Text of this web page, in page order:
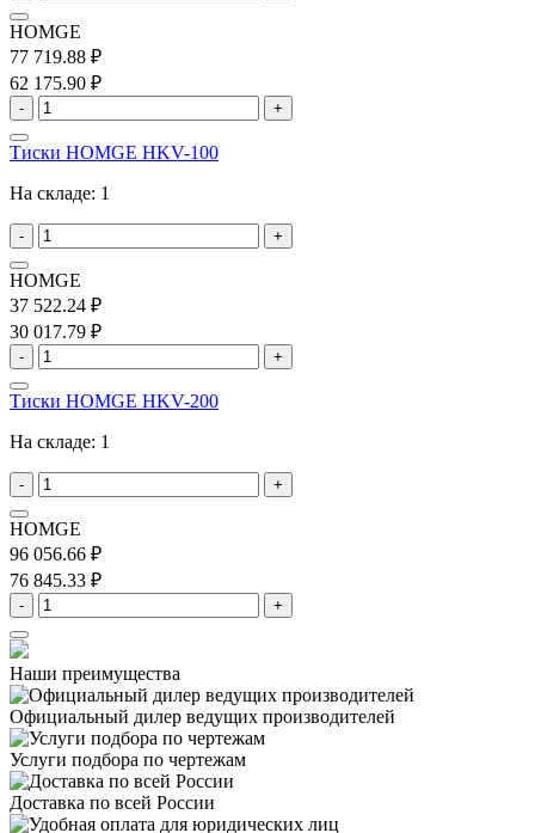
HOMGE
77 719.88 ₽
62 175.90 ₽
- +
Тиски HOMGE HKV-100
На складе: 1
- +
HOMGE
37 522.24 ₽
30 017.79 ₽
- +
Тиски HOMGE HKV-200
На складе: 1
- +
HOMGE
96 056.66 ₽
76 845.33 ₽
- +
Наши преимущества
Официальный дилер ведущих производителей
Услуги подбора по чертежам
Доставка по всей России